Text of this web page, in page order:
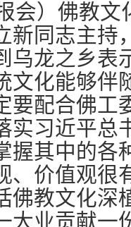
）佛教文
新同志主持
乌龙之乡表
文化能够伴
要配合佛工
实习近平总
握其中的各
、价值观很
佛教文化深
大业贡献一